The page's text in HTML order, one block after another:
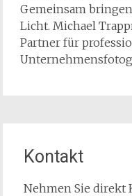
Gemeinsam
Licht. Michael
Partner für
Kontakt
Nehmen Sie direkt